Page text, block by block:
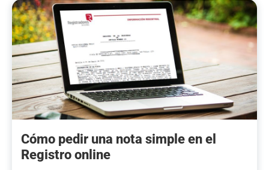
Cómo pedir una nota simple en el
Registro online